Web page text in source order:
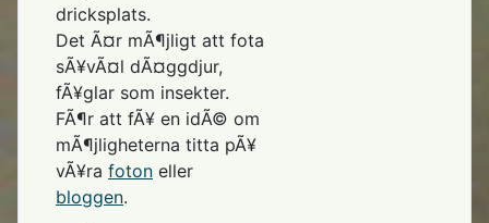
dricksplats.
Det Ã¤r mÃ¶jligt att fota
sÃ¥vÃ¤l dÃ¤ggdjur,
fÃ¥glar som insekter.
FÃ¶r att fÃ¥ en idÃ© om
mÃ¶jligheterna titta pÃ¥
vÃ¥ra foton eller
bloggen.